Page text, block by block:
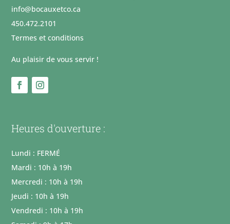
info@bocauxetco.ca
450.472.2101
Termes et conditions
Au plaisir de vous servir !
Heures d'ouverture :
Lundi : FERMÉ
Mardi : 10h à 19h
Mercredi : 10h à 19h
Jeudi : 10h à 19h
Vendredi : 10h à 19h